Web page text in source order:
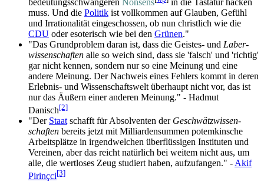
bedeutungs­schwangeren Nonsens
in die Tastatur hacken
muss. Und die Politik ist vollkommen auf Glauben, Gefühl
und Irrationalität eingeschossen, ob nun christlich wie die
CDU oder esoterisch wie bei den Grünen."
"Das Grundproblem daran ist, dass die Geistes- und Laber­
wissen­schaften alle so weich sind, dass sie 'falsch' und 'richtig'
gar nicht kennen, sondern nur so eine Meinung und eine
andere Meinung. Der Nachweis eines Fehlers kommt in deren
Erlebnis- und Wissen­schafts­welt überhaupt nicht vor, das ist
nur das Äußern einer anderen Meinung." - Hadmut
Danisch[2]
"Der Staatschafft für Absolventen der Geschwätz­wissen­
schaften bereits jetzt mit Milliarden­summen potemkinsche
Arbeitsplätze in irgendwelchen überflüssigen Instituten und
Vereinen, aber das reicht natürlich bei weitem nicht aus, um
alle, die wertloses Zeug studiert haben, aufzufangen." -Akif
Pirinçci[3]